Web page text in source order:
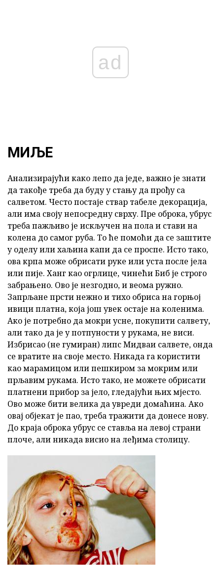
ad
МИЉЕ
Анализирајући како лепо да једе, важно је знати
да такође треба да буду у стању да прођу са
салветом. Често постаје ствар табеле декорација,
али има своју непосредну сврху. Пре оброка, убрус
треба пажљиво је искључен на пола и стави на
колена до самог руба. То ће помоћи да се заштите
у оделу или хаљина капи да се проспе. Исто тако,
ова крпа може обрисати руке или уста после јела
или пије. Ханг као огрлице, чинећи Биб је строго
забрањено. Ово је незгодно, и веома ружно.
Запрљане прсти нежно и тихо обриса на горњој
ивици платна, која још увек остаје на коленима.
Ако је потребно да мокри усне, покупити салвету,
али тако да је у потпуности у рукама, не виси.
Избрисао (не гумиран) липс Мидваи салвете, онда
се вратите на своје место. Никада га користити
као марамицом или пешкиром за мокрим или
прљавим рукама. Исто тако, не можете обрисати
платнени прибор за јело, гледајући њих мјесто.
Ово може бити велика да увреди домаћина. Ако
овај објекат је пао, треба тражити да донесе нову.
До краја оброка убрус се ставља на левој страни
плоче, али никада висио на леђима столицу.